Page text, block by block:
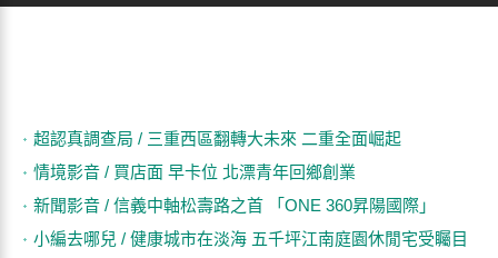
超認真調查局 / 三重西區翻轉大未來 二重全面崛起
情境影音 / 買店面 早卡位 北漂青年回鄉創業
新聞影音 / 信義中軸松壽路之首 「ONE 360昇陽國際」
小編去哪兒 / 健康城市在淡海 五千坪江南庭園休閒宅受矚目